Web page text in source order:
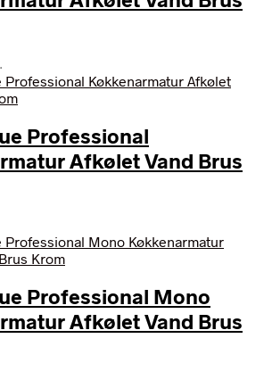
Professional
Afkølet Vand Brus
Professional Mono
Afkølet Vand Brus